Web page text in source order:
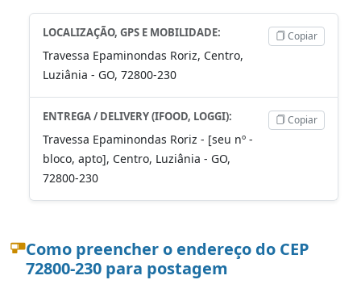
LOCALIZAÇÃO, GPS E MOBILIDADE:
Travessa Epaminondas Roriz, Centro,
Luziânia - GO, 72800-230
Copiar
ENTREGA / DELIVERY (IFOOD, LOGGI):
Travessa Epaminondas Roriz - [seu nº -
bloco, apto], Centro, Luziânia - GO,
72800-230
Copiar
Como preencher o endereço do CEP
72800-230 para postagem